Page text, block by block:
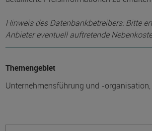
Hinweis des Datenbankbetreibers: Bitte
Anbieter eventuell auftretende
Themengebiet
Unternehmensführung und -